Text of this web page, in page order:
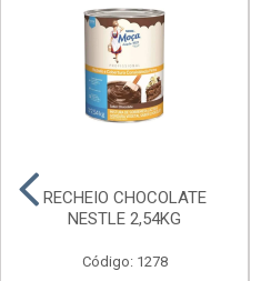
RECHEIO CHOCOLATE
NESTLE 2,54KG
Código: 1278